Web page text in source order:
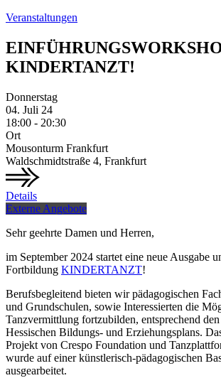
Veranstaltungen
KINDERTANZT!
Donnerstag
04. Juli 24
18:00 - 20:30
Ort
Mousonturm Frankfurt
Waldschmidtstraße 4, Frankfurt
Details
Externe Angebote
Sehr geehrte Damen und Herren,
im September 2024 startet eine neue Ausgabe
Fortbildung KINDERTANZT!
Berufsbegleitend bieten wir pädagogischen
und Grundschulen, sowie Interessierten die
Tanzvermittlung fortzubilden, entsprechend
Hessischen Bildungs- und Erziehungsplans.
Projekt von Crespo Foundation und
wurde auf einer künstlerisch-pädagogischen
ausgearbeitet.